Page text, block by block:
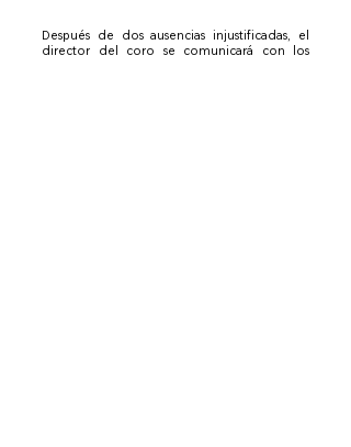
Después de dos ausencias injustificadas, el
director del coro se comunicará con los